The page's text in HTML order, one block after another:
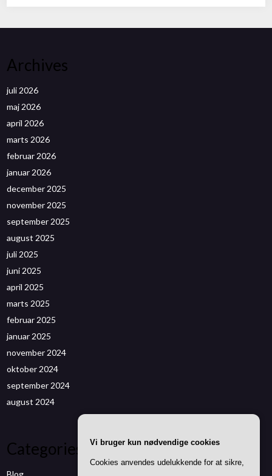
Archives
juli 2026
maj 2026
april 2026
marts 2026
februar 2026
januar 2026
december 2025
november 2025
september 2025
august 2025
juli 2025
juni 2025
april 2025
marts 2025
februar 2025
januar 2025
november 2024
oktober 2024
september 2024
august 2024
Categories Vi bruger kun nødvendige cookies
Cookies anvendes udelukkende for at sikre,